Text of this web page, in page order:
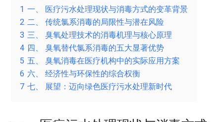
1 一、 医疗污水处理现状与消毒方式的变革背景
2 二、 传统氯系消毒的局限性与潜在风险
3 三、 臭氧处理技术的消毒机理与核心原理
4 四、 臭氧替代氯系消毒的五大显著优势
5 五、 臭氧消毒在医疗机构中的实际应用方案
6 六、 经济性与环保性的综合权衡
7 七、 展望：迈向绿色医疗污水处理新时代